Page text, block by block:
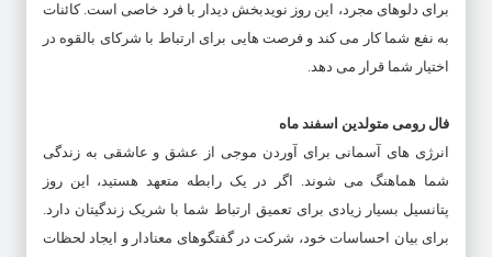
برای دلوهای مجرد، این روز نویدبخش دیدار با فرد خاصی است. کائنات
به نفع شما کار می کند و فرصت هایی برای ارتباط با شرکای بالقوه در
اختیار شما قرار می دهد.
فال رومی متولدین اسفند ماه
انرژی های آسمانی برای آوردن موجی از عشق و عاشقی به زندگی
شما هماهنگ می شوند. اگر در یک رابطه متعهد هستید، این روز
پتانسیل بسیار زیادی برای تعمیق ارتباط شما با شریک زندگیتان دارد.
برای بیان احساسات خود، شرکت در گفتگوهای معنادار و ایجاد لحظات